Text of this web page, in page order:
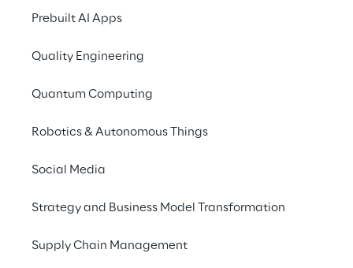
Prebuilt AI Apps
Quality Engineering
Quantum Computing
Robotics & Autonomous Things
Social Media
Strategy and Business Model Transformation
Supply Chain Management
pratiche sostenibili comportano anche un
tecnologico ad avere un ruolo
sostenibilità e trasformazione digitale dei